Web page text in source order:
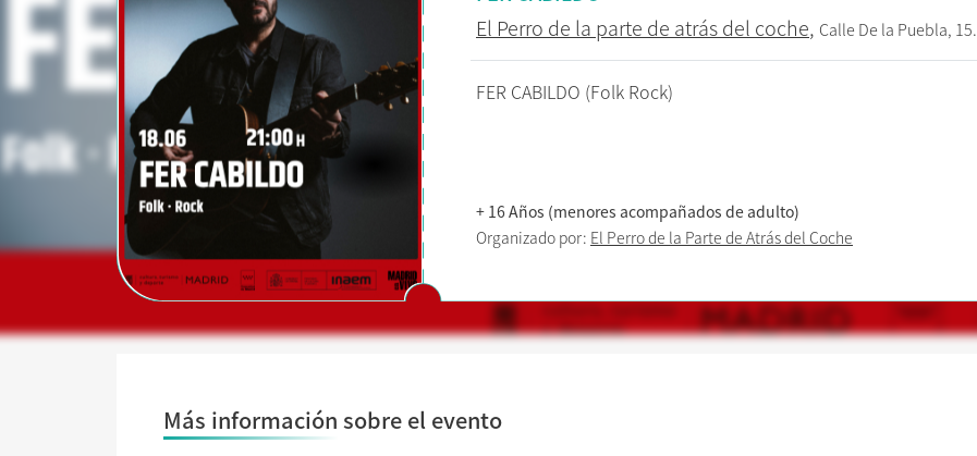
El Perro de la parte de atrás del coche, Calle De la Puebla, 15.
FER CABILDO (Folk Rock)
+ 16 Años (menores acompañados de adulto)
Organizado por: El Perro de la Parte de Atrás del Coche
Más información sobre el evento